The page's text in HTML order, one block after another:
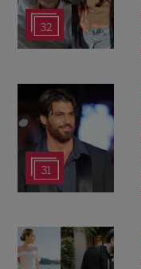
32
31